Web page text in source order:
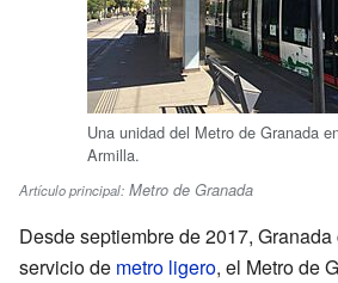
Una unidad del Metro de Granada
Armilla.
Artículo principal: Metro de Granada
Desde septiembre de 2017,
servicio de metro ligero, el Metro de